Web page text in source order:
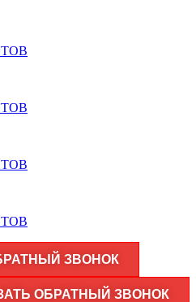
ЗВОНОК
ОБРАТНЫЙ ЗВОНОК